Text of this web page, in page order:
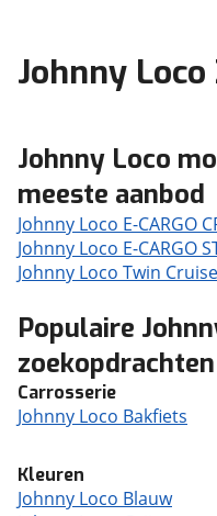
Johnny
Johnny Loco
meeste aanbod
Johnny Loco E-CARGO
Johnny Loco E-CARGO
Johnny Loco Twin
Populaire
zoekopdrachten
Carrosserie
Johnny Loco Bakfiets
Kleuren
Johnny Loco Blauw